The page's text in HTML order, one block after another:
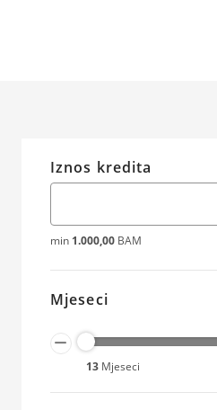
Iznos kredita
min 1.000,00 BAM
Mjeseci
13 Mjeseci